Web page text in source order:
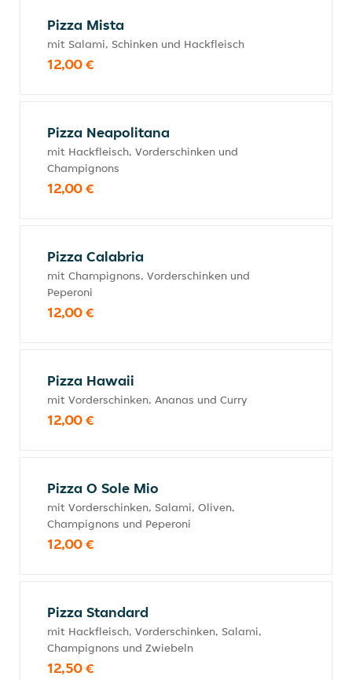
Pizza Mista
mit Salami, Schinken und Hackfleisch
12,00 €
Pizza Neapolitana
mit Hackfleisch, Vorderschinken und
Champignons
12,00 €
Pizza Calabria
mit Champignons, Vorderschinken und
Peperoni
12,00 €
Pizza Hawaii
mit Vorderschinken, Ananas und Curry
12,00 €
Pizza O Sole Mio
mit Vorderschinken, Salami, Oliven,
Champignons und Peperoni
12,00 €
Pizza Standard
mit Hackfleisch, Vorderschinken, Salami,
Champignons und Zwiebeln
12,50 €